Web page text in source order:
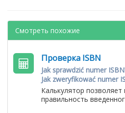
Смотреть похожие
Проверка ISBN
Jak sprawdzić numer
Jak zweryfikować numer
Калькулятор позволяет
правильность